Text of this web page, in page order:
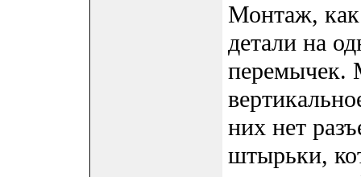
Монтаж, как
детали на
перемычек.
них нет
штырьки,